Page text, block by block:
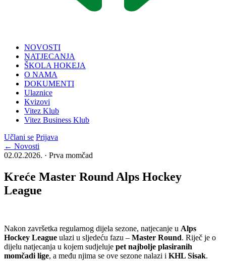
NOVOSTI
NATJECANJA
ŠKOLA HOKEJA
O NAMA
DOKUMENTI
Ulaznice
Kvizovi
Vitez Klub
Vitez Business Klub
Učlani se Prijava
← Novosti
02.02.2026. · Prva momčad
Kreće Master Round Alps Hockey
League
Nakon završetka regularnog dijela sezone, natjecanje u Alps
Hockey League ulazi u sljedeću fazu – Master Round. Riječ je o
dijelu natjecanja u kojem sudjeluje pet najbolje plasiranih
momčadi lige, a među njima se ove sezone nalazi i KHL Sisak.